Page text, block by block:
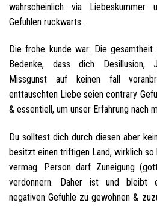
wahrscheinlich via
Gefuhlen ruckwarts.
Die frohe kunde war: Die gesamtheit
Bedenke, dass dich Desillusion,
Missgunst auf keinen fall
enttauschten Liebe seien contrary
& essentiell, um unser Erfahrung nach
Du solltest dich durch diesen aber
besitzt einen triftigen Land, wirklich so
vermag. Person darf Zuneigung
verdonnern. Daher ist und bleibt
negativen Gefuhle zu gewohnen &